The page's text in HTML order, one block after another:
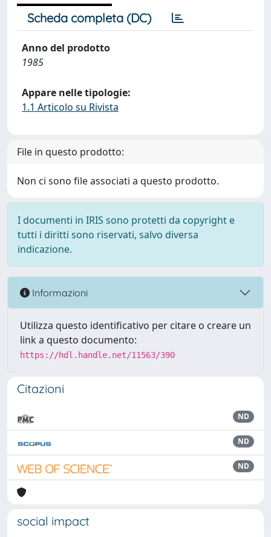
Scheda completa (DC)
Anno del prodotto
1985
Appare nelle tipologie:
1.1 Articolo su Rivista
File in questo prodotto:
Non ci sono file associati a questo prodotto.
I documenti in IRIS sono protetti da copyright e
tutti i diritti sono riservati, salvo diversa
indicazione.
Informazioni
Utilizza questo identificativo per citare o creare un
link a questo documento:
https://hdl.handle.net/11563/390
Citazioni
ND
ND
ND
social impact